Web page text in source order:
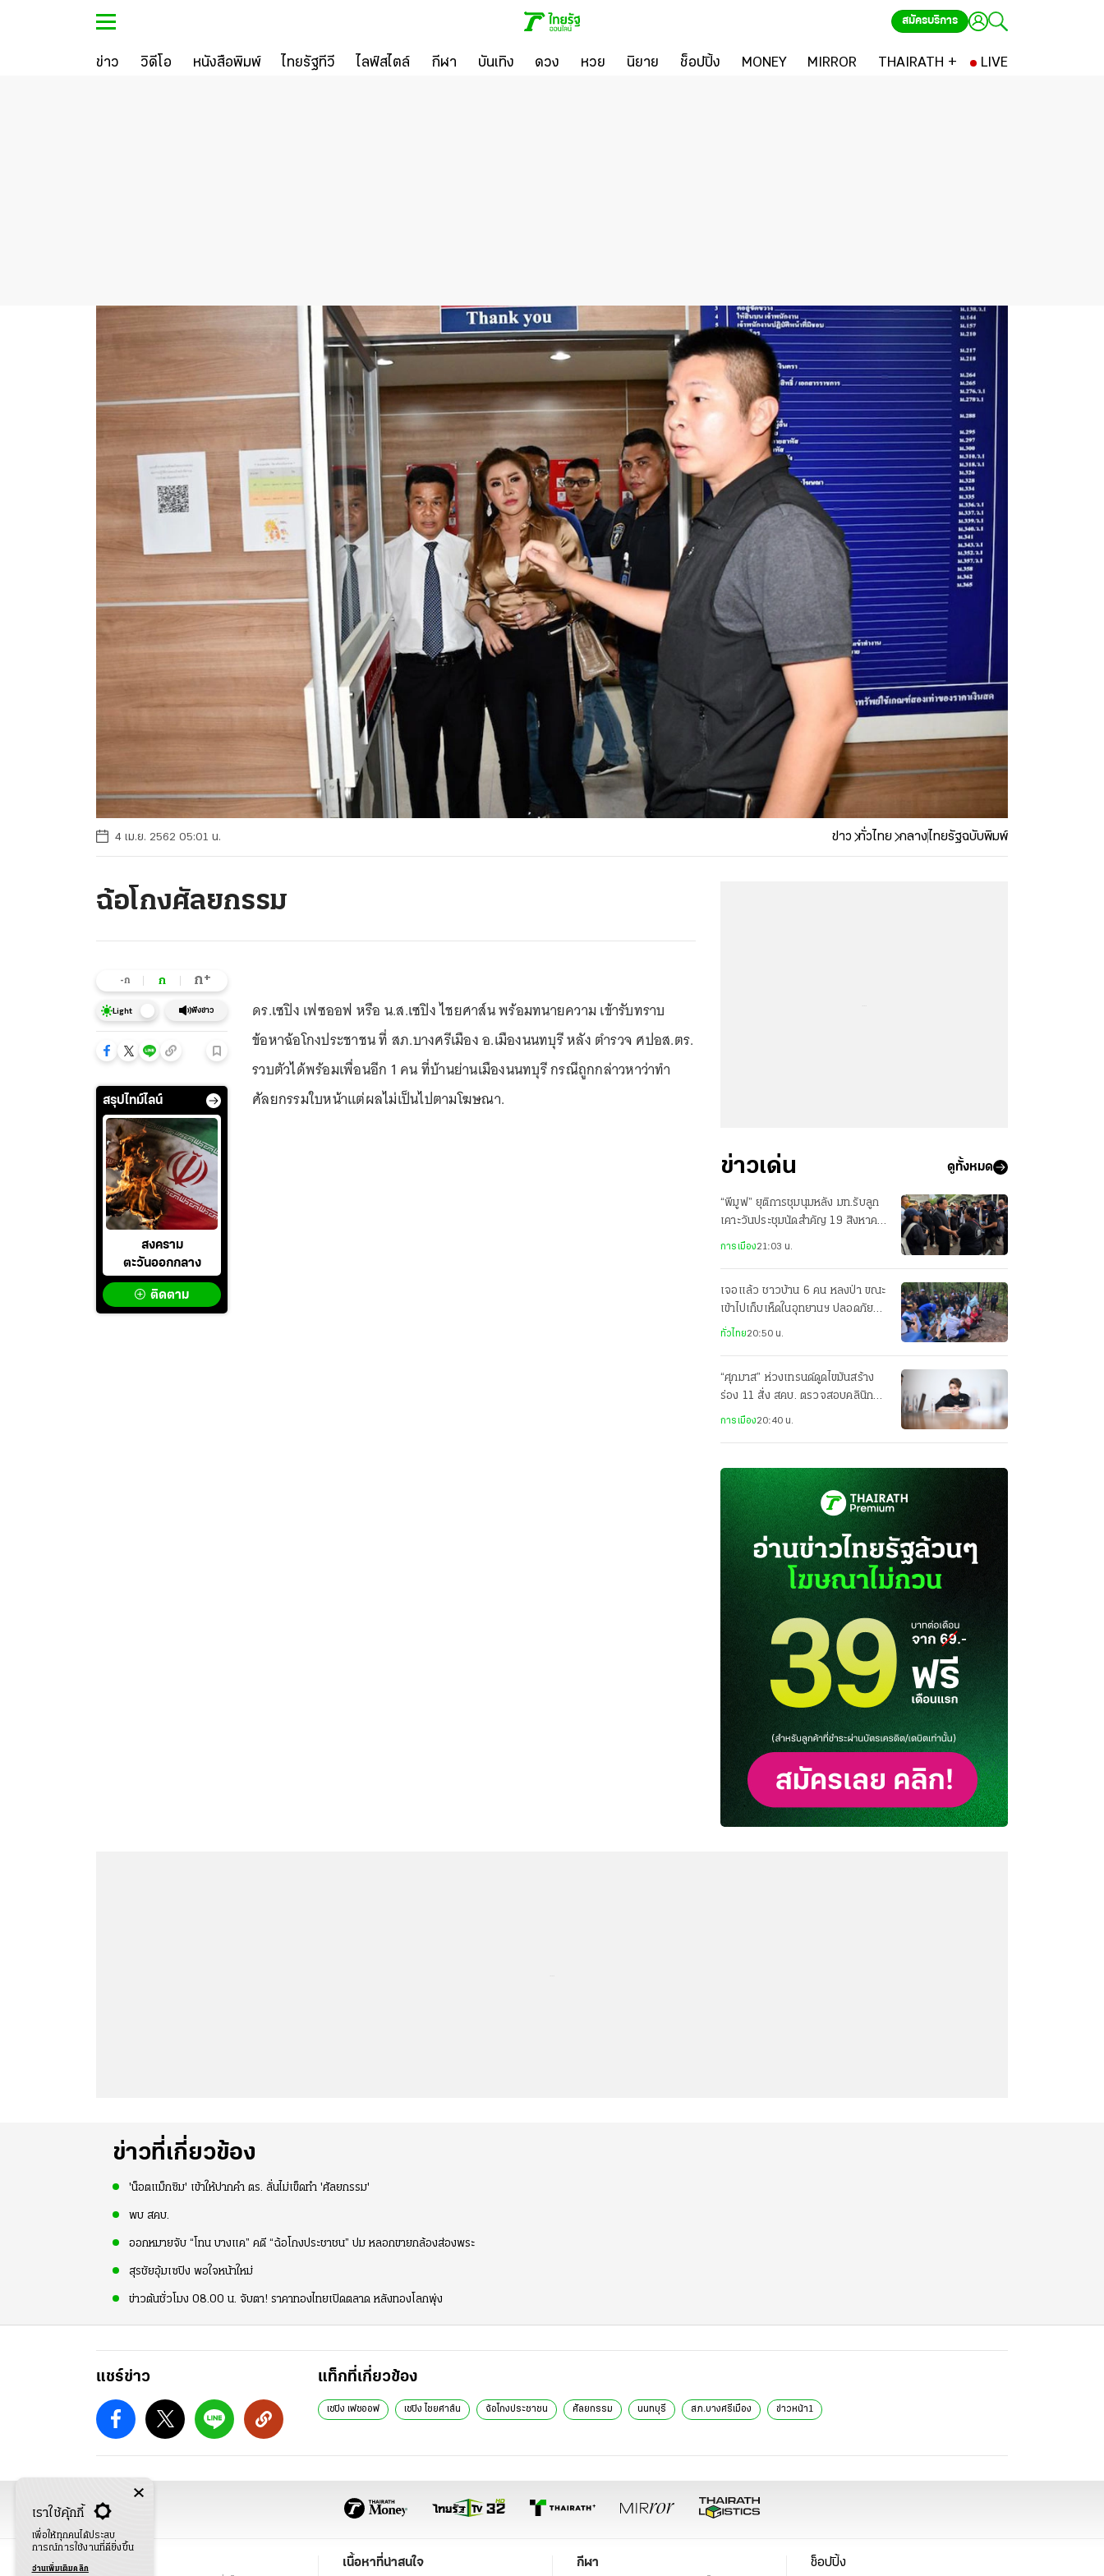
สมัครบริการ
ข่าว วิดีโอ หนังสือพิมพ์ ไทยรัฐทีวี ไลฟ์สไตล์ กีฬา บันเทิง ดวง หวย นิยาย ช็อปปิ้ง MONEY MIRROR THAIRATH + LIVE
4 เม.ย. 2562 05:01 น. ข่าว ทั่วไทย กลางไทยรัฐฉบับพิมพ์
ฉ้อโกงศัลยกรรม
-ก ก ก+
Light ฟังข่าว
สรุปไทม์ไลน์
สงคราม
ตะวันออกกลาง
ติดตาม
ดร.เซปิง เฟซออฟ หรือ น.ส.เซปิง ไชยศาส์น พร้อมทนายความ เข้ารับทราบ
ข้อหาฉ้อโกงประชาชน ที่ สภ.บางศรีเมือง อ.เมืองนนทบุรี หลัง ตำรวจ ศปอส.ตร.
รวบตัวได้พร้อมเพื่อนอีก 1 คน ที่บ้านย่านเมืองนนทบุรี กรณีถูกกล่าวหาว่าทำ
ศัลยกรรมใบหน้าแต่ผลไม่เป็นไปตามโฆษณา.
ข่าวเด่น ดูทั้งหมด
“พีมูฟ” ยุติการชุมนุมหลัง มท.รับลูก
เคาะวันประชุมนัดสำคัญ 19 สิงหาคม
การเมือง21:03 น.
เจอแล้ว ชาวบ้าน 6 คน หลงป่า ขณะ
เข้าไปเก็บเห็ดในอุทยานฯ ปลอดภัยทุก
ราย
ทั่วไทย20:50 น.
“ศุภมาส” ห่วงเทรนด์ดูดไขมันสร้าง
ร่อง 11 สั่ง สคบ. ตรวจสอบคลินิก
เสริมความงาม
การเมือง20:40 น.
ข่าวที่เกี่ยวข้อง
'น็อตแม็กซิม' เข้าให้ปากคำ ตร. ลั่นไม่เข็ดทำ 'ศัลยกรรม'
พบ สคบ.
ออกหมายจับ “โทน บางแค” คดี “ฉ้อโกงประชาชน” ปม หลอกขายกล้องส่องพระ
สุรชัยอุ้มเซปิง พอใจหน้าใหม่
ข่าวต้นชั่วโมง 08.00 น. จับตา! ราคาทองไทยเปิดตลาด หลังทองโลกพุ่ง
แชร์ข่าว แท็กที่เกี่ยวข้อง
เซปิง เฟซออฟ เซปิง ไชยศาส์น ฉ้อโกงประชาชน ศัลยกรรม นนทบุรี สภ.บางศรีเมือง ข่าวหน้า1
เนื้อหาที่น่าสนใจ กีฬา ช็อปปิ้ง
เราใช้คุ้กกี้
เพื่อให้ทุกคนได้ประสบ
การณ์การใช้งานที่ดียิ่งขึ้น
อ่านเพิ่มเติมคลิก